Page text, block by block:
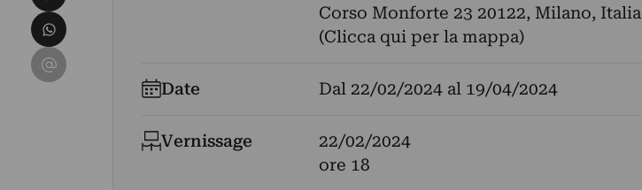
Corso Monforte 23 20122, Milano, Italia
(Clicca qui per la mappa)
Date Dal 22/02/2024al 19/04/2024
Vernissage
22/02/2024
ore 18
Condividi su WhatsApp
Condividi su Email